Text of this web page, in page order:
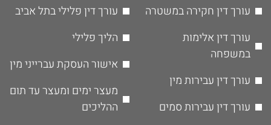
עורך דין חקירה במשטרה
עורך דין אלימות
במשפחה
עורך דין עבירות מין
עורך דין עבירות סמים
עורך דין פלילי בתל אביב
הליך פלילי
אישור העסקת עברייני מין
מעצר ימים ומעצר עד תום
ההליכים